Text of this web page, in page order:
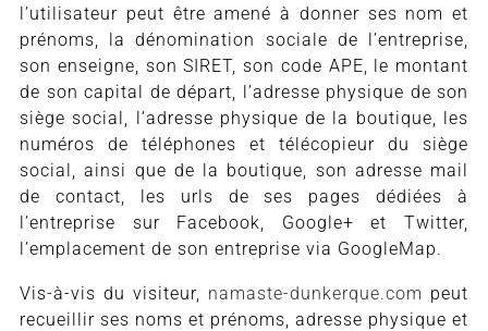
l’utilisateur peut être amené à donner ses nom et
prénoms, la dénomination sociale de l’entreprise,
son enseigne, son SIRET, son code APE, le montant
de son capital de départ, l’adresse physique de son
siège social, l’adresse physique de la boutique, les
numéros de téléphones et télécopieur du siège
social, ainsi que de la boutique, son adresse mail
de contact, les urls de ses pages dédiées à
l’entreprise sur Facebook, Google+ et Twitter,
l’emplacement de son entreprise via GoogleMap.
Vis-à-vis du visiteur, namaste-dunkerque.com peut
recueillir ses noms et prénoms, adresse physique et